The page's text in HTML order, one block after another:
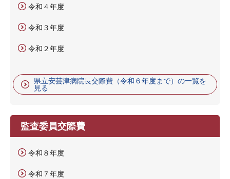
令和４年度
令和３年度
令和２年度
県立安芸津病院長交際費（令和６年度まで）の一覧を
見る
監査委員交際費
令和８年度
令和７年度